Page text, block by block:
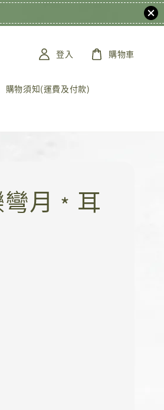
購物須知(運費及付款)
登入 購物車
月﹡耳